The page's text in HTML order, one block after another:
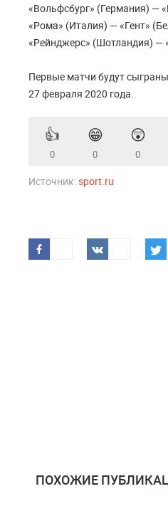
«Вольфсбург» (Германия) —
«Рома» (Италия) — «Гент»
«Рейнджерс» (Шотландия) —
Первые матчи будут
27 февраля 2020 года.
👍
0
😁
0
😲
0
Источник:sport.ru
ПОХОЖИЕ